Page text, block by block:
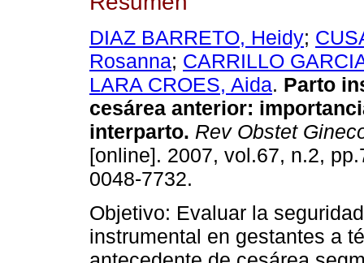
DIAZ BARRETO, Heidy;
Rosanna; CARRILLO
LARA CROES, Aida. Parto
cesárea anterior:
interparto. Rev Obstet
[online]. 2007, vol.67, n.2,
0048-7732.
Objetivo: Evaluar la
instrumental en gestantes a